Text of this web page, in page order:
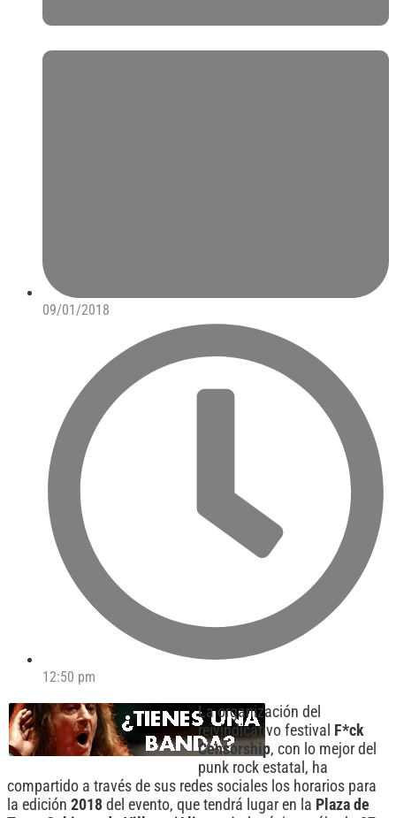
09/01/2018
12:50 pm
La organización del
reivindicativo festival F*ck
Censorship, con lo mejor del
punk rock estatal, ha
compartido a través de sus redes sociales los horarios para
la edición 2018 del evento, que tendrá lugar en la Plaza de